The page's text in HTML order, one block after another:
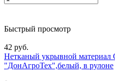
Быстрый просмотр
42 руб.
Нетканый укрывной
"ДонАгроТех",белый, в рулоне